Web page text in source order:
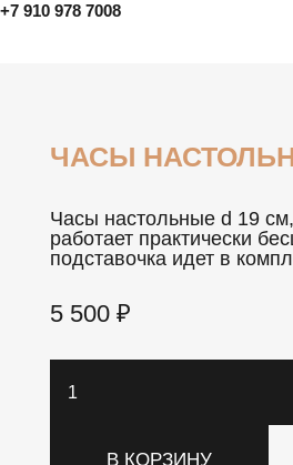
+7 910 978 7008
ЧАСЫ
Часы настольные d 19
работает практически
подставочка идет в
5 500 ₽
товара
В КОРЗИНУ